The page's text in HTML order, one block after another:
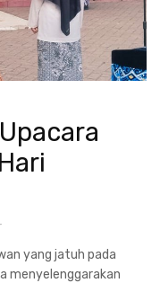
yang jatuh pada
menyelenggarakan